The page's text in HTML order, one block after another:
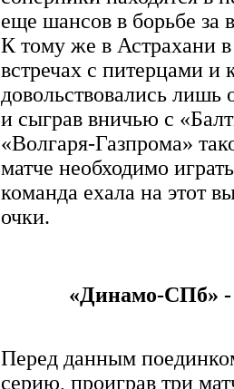
еще шансов в борьбе за
К тому же в Астрахани
встречах с питерцами и
довольствовались
и сыграв вничью с
«Волгаря-Газпрома»
матче необходимо
команда ехала на этот
очки.
«Динамо-СПб» -
Перед данным
серию, проиграв три